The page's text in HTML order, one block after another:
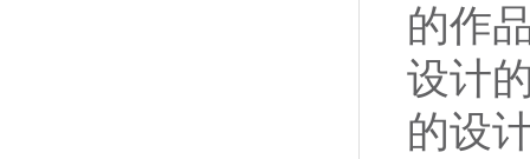
的作
设计
的设